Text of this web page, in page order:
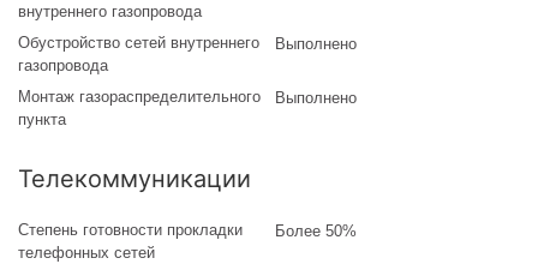
внутреннего газопровода
Обустройство сетей внутреннего
газопровода
Выполнено
Монтаж газораспределительного
пункта
Выполнено
Телекоммуникации
Степень готовности прокладки
телефонных сетей
Более 50%